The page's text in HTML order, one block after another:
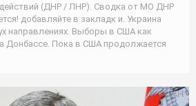
(ДНР / ЛНР). Сводка от МО ДНР
добавляйте в закладк и. Украина
направлениях. Выборы в США как
Донбассе. Пока в США продолжается